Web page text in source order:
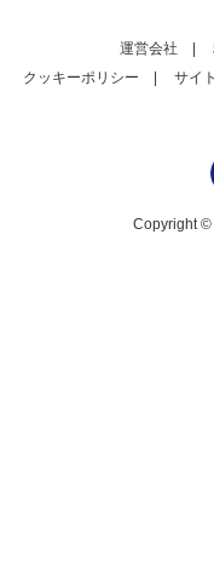
運営会社
クッキーポリシー
サイ
Copyright ©